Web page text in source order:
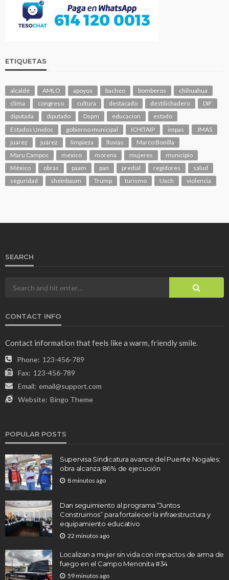
ETIQUETAS
alcalde AMLO apoyos bacheo bomberos
chihuahua
clima
congreso cultura destacado destilichadero
DIF
diputada
diputado Dspm educacion
estado
Estados Unidos
gobierno municipal ICHITAIP impas
JMAS
juarez
juárez limpieza lluvias
Marco Bonilla
Maru Campos
mexico morena mujeres
municipio
México
obras paam pan predial regidores
salud
seguridad
sheinbaum Trump turismo Uach violencia
SEARCH
CONTACT INFO
Contact information that feels like a warm, friendly smile.
Phone: 123-456-789
Fax: 123-456-789
Email: email@support.com
Website: Bingo Theme
POPULAR POSTS
Supervisa Sindicatura avance del Puente Nogales;
obra alcanza 86% de ejecución
8 minutos ago
Dan seguimiento al programa “Juntos
Construimos” para fortalecer la infraestructura y
equipamiento educativo
22 minutos ago
Localizan a mujer sin vida con impactos de arma de
fuego en el Campo Menonita #34
59 minutos ago